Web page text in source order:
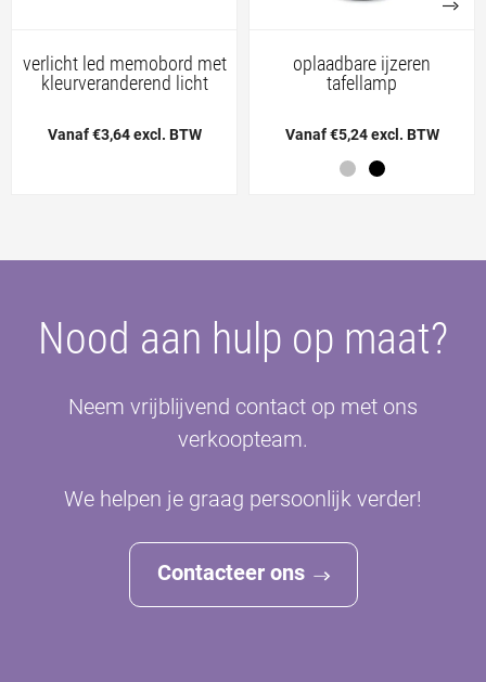
verlicht led memobord met
kleurveranderend licht
Vanaf €3,64 excl. BTW
oplaadbare ijzeren
tafellamp
Vanaf €5,24 excl. BTW
Nood aan hulp op maat?
Neem vrijblijvend contact op met ons
verkoopteam.
We helpen je graag persoonlijk verder!
Contacteer ons